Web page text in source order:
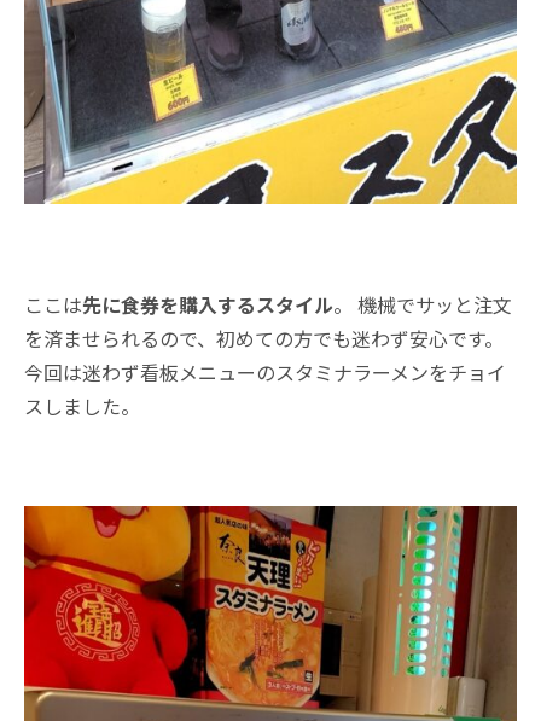
ここは先に食券を購入するスタイル。 機械でサッと注文
を済ませられるので、初めての方でも迷わず安心です。
今回は迷わず看板メニューのスタミナラーメンをチョイ
スしました。